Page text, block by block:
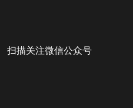
扫描关注微信公众号